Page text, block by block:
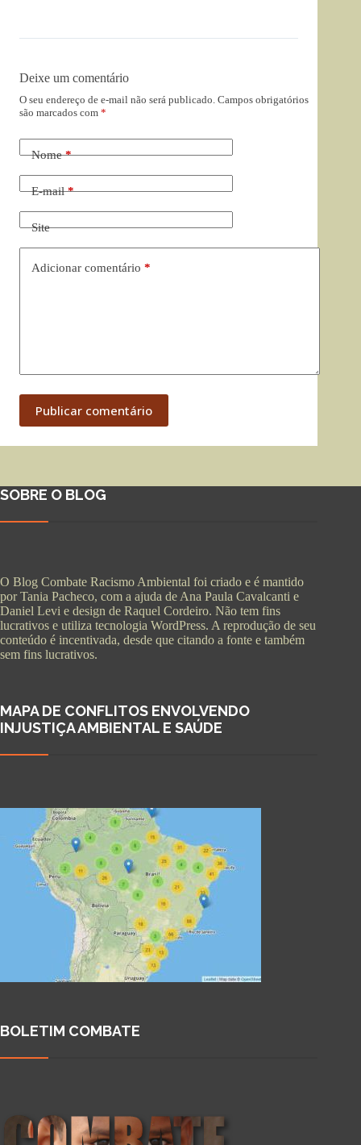
Deixe um comentário
O seu endereço de e-mail não será publicado. Campos obrigatórios
são marcados com *
Nome*
E-mail*
Site
Adicionar comentário *
Publicar comentário
SOBRE O BLOG
O Blog Combate Racismo Ambiental foi criado e é mantido
por Tania Pacheco, com a ajuda de Ana Paula Cavalcanti e
Daniel Levi e design de Raquel Cordeiro. Não tem fins
lucrativos e utiliza tecnologia WordPress. A reprodução de seu
conteúdo é incentivada, desde que citando a fonte e também
sem fins lucrativos.
MAPA DE CONFLITOS ENVOLVENDO
INJUSTIÇA AMBIENTAL E SAÚDE
BOLETIM COMBATE